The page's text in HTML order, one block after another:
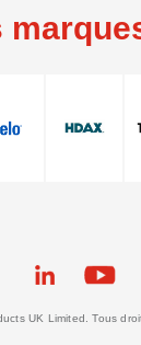
UK Limited. Tous